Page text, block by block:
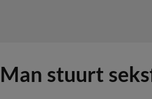
Man stuurt